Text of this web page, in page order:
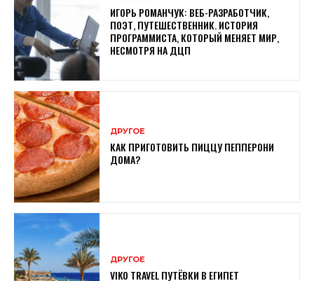
ИГОРЬ РОМАНЧУК: ВЕБ-РАЗРАБОТЧИК,
ПОЭТ, ПУТЕШЕСТВЕННИК. ИСТОРИЯ
ПРОГРАММИСТА, КОТОРЫЙ МЕНЯЕТ МИР,
НЕСМОТРЯ НА ДЦП
ДРУГОЕ
КАК ПРИГОТОВИТЬ ПИЦЦУ ПЕППЕРОНИ
ДОМА?
ДРУГОЕ
VIKO TRAVEL ПУТЁВКИ В ЕГИПЕТ